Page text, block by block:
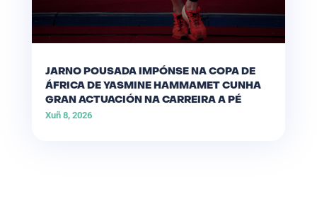
JARNO POUSADA IMPÓNSE NA COPA DE
ÁFRICA DE YASMINE HAMMAMET CUNHA
GRAN ACTUACIÓN NA CARREIRA A PÉ
Xuñ 8, 2026